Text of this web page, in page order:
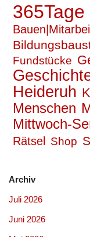
365Tage
Fundstücke
Heideruh
Menschen
Mittwoch-
Rätsel Shop
Archiv
Juli 2026
Juni 2026